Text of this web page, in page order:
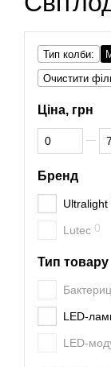
Тип колби:
Очистити
Ціна, грн
Від Ціна, грн
До Ціна, грн
Бренд
Ultralight
Lutec 0
Тип товару
LED-
LED-